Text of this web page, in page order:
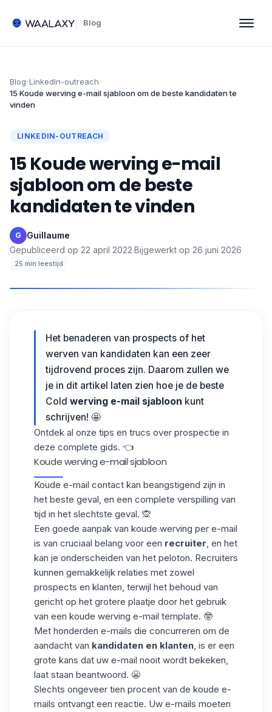
Blog
Blog›LinkedIn-outreach›
15 Koude werving e-mail sjabloon om de beste kandidaten te
vinden
LINKEDIN-OUTREACH
15 Koude werving e-mail
sjabloon om de beste
kandidaten te vinden
G Guillaume·
Gepubliceerd op 22 april 2022·Bijgewerkt op 26 juni 2026·
25 min leestijd
Het benaderen van prospects of het
werven van kandidaten kan een zeer
tijdrovend proces zijn. Daarom zullen we
je in dit artikel laten zien hoe je de beste
Cold werving e-mail sjabloon kunt
schrijven! 🤩
Ontdek al onze tips en trucs over prospectie in
deze complete gids. 👈
Koude werving e-mail sjabloon
Koude e-mail contact kan beangstigend zijn in
het beste geval, en een complete verspilling van
tijd in het slechtste geval. 🙊
Een goede aanpak van koude werving per e-mail
is van cruciaal belang voor een recruiter, en het
kan je onderscheiden van het peloton. Recruiters
kunnen gemakkelijk relaties met zowel
prospects en klanten, terwijl het behoud van
gericht op het grotere plaatje door het gebruik
van een koude werving e-mail template. 🤓
Met honderden e-mails die concurreren om de
aandacht van kandidaten en klanten, is er een
grote kans dat uw e-mail nooit wordt bekeken,
laat staan beantwoord. 😬
Slechts ongeveer tien procent van de koude e-
mails ontvangt een reactie. Uw e-mails moeten